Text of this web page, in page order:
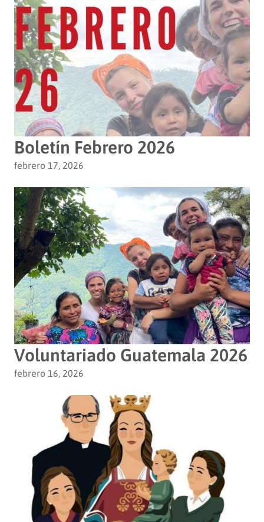
Boletín Febrero 2026
febrero 17, 2026
Voluntariado Guatemala 2026
febrero 16, 2026